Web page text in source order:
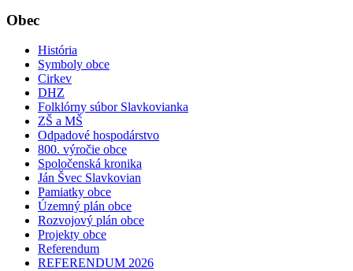
Obec
História
Symboly obce
Cirkev
DHZ
Folklórny súbor Slavkovianka
ZŠ a MŠ
Odpadové hospodárstvo
800. výročie obce
Spoločenská kronika
Ján Švec Slavkovian
Pamiatky obce
Územný plán obce
Rozvojový plán obce
Projekty obce
Referendum
REFERENDUM 2026